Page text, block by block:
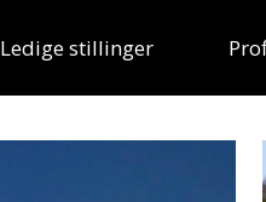
Ledige stillinger